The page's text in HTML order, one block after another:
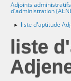
Adjoints
d'administration
► liste d'aptitude
liste